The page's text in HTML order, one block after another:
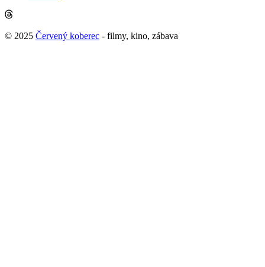
© 2025 Červený koberec - filmy, kino, zábava